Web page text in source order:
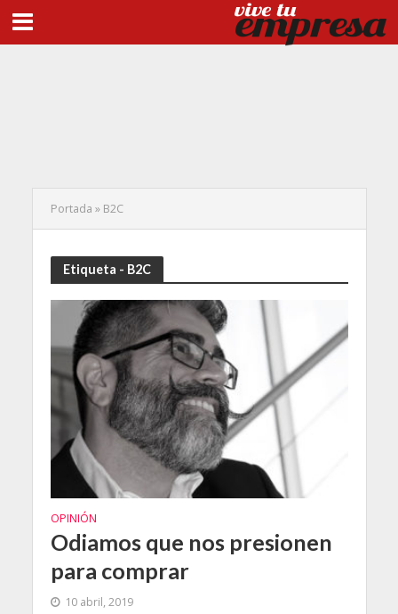
Portada » B2C
Etiqueta - B2C
OPINIÓN
Odiamos que nos presionen
para comprar
10 abril, 2019